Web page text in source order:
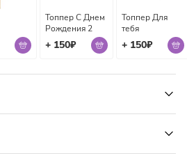
Топпер С Днем
Рождения 2
+ 150₽
Топпер Для
тебя
+ 150₽